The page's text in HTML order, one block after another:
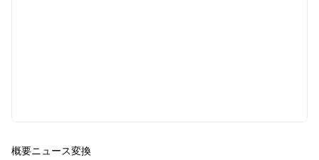
概要ニュース変換